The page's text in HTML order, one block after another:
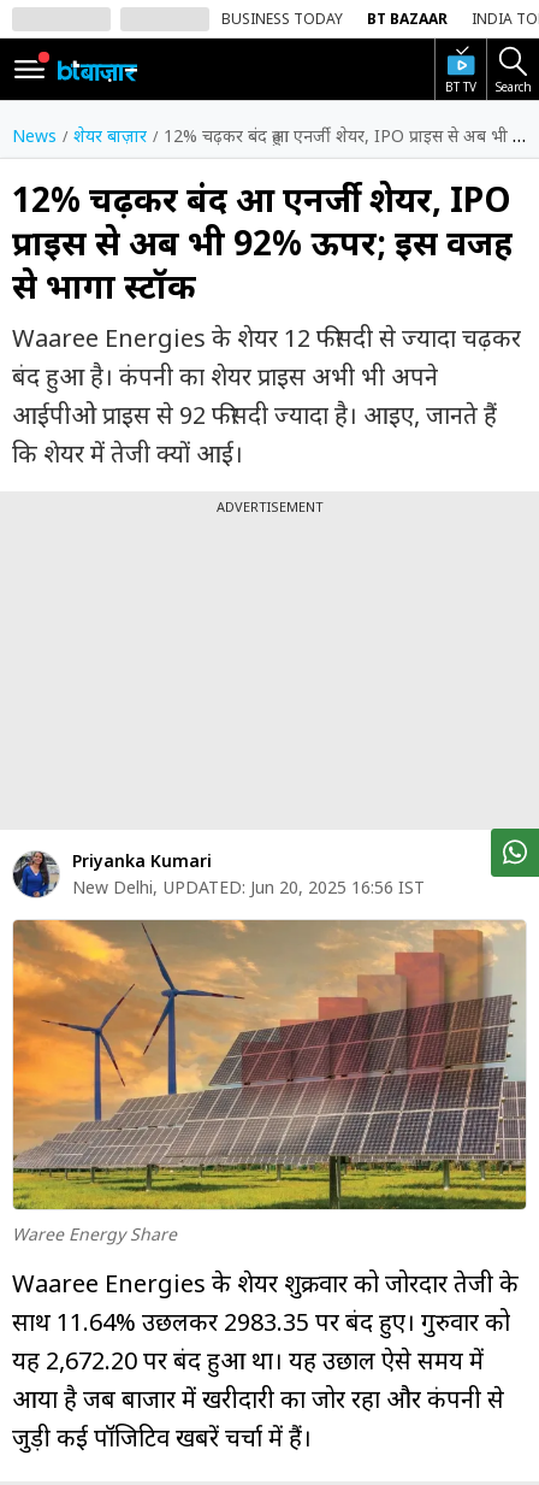
BUSINESS TODAY BT BAZAAR INDIA
BT TV Search
SIGN
IN
Dark
Mode
होम
शेयर
वीडियो
ट्रेंडिंग
शेयर
बाज़ार
ट्रेंडिंग
बिजनेस
वीडियो
म्यूचुअल
फंड
News शेयर बाज़ार 12% चढ़कर बंद हुआ एनर्जी शेयर, IPO प्राइस से अब भी 92% ऊपर; इस वजह से भागा स्टॉक
12% चढ़कर बंद हुआ एनर्जी शेयर, IPO
प्राइस से अब भी 92% ऊपर; इस वजह
से भागा स्टॉक
Waaree Energies के शेयर 12 फीसदी से ज्यादा चढ़कर
बंद हुआ है। कंपनी का शेयर प्राइस अभी भी अपने
आईपीओ प्राइस से 92 फीसदी ज्यादा है। आइए, जानते हैं
कि शेयर में तेजी क्यों आई।
ADVERTISEMENT
Priyanka Kumari
New Delhi, UPDATED: Jun 20, 2025 16:56 IST
Waree Energy Share
Waaree Energies के शेयर शुक्रवार को जोरदार तेजी के
साथ 11.64% उछलकर ₹2983.35 पर बंद हुए। गुरुवार को
यह ₹2,672.20 पर बंद हुआ था। यह उछाल ऐसे समय में
आया है जब बाजार में खरीदारी का जोर रहा और कंपनी से
जुड़ी कई पॉजिटिव खबरें चर्चा में हैं।